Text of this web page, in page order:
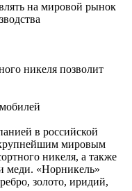
на мировой рынок
никеля позволит
в российской
крупнейшим мировым
никеля, а также
меди. «Норникель»
золото, иридий,